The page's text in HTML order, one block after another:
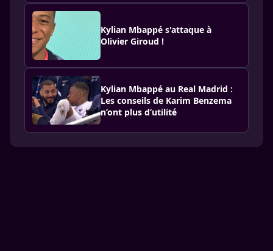
Kylian Mbappé s'attaque à
Olivier Giroud !
Kylian Mbappé au Real Madrid :
Les conseils de Karim Benzema
n’ont plus d’utilité